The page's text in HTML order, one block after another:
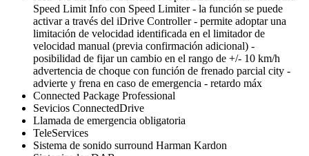
Speed Limit Info con Speed Limiter - la función se puede
activar a través del iDrive Controller - permite adoptar una
limitación de velocidad identificada en el limitador de
velocidad manual (previa confirmación adicional) -
posibilidad de fijar un cambio en el rango de +/- 10 km/h
advertencia de choque con función de frenado parcial city -
advierte y frena en caso de emergencia - retardo máx
Connected Package Professional
Sevicios ConnectedDrive
Llamada de emergencia obligatoria
TeleServices
Sistema de sonido surround Harman Kardon